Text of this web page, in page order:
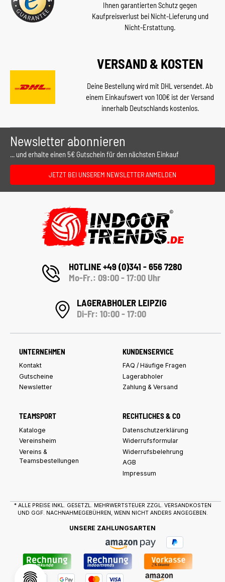
Ihnen garantierten Schutz gegen
Kaufpreisverlust bei Nicht-Lieferung und
Nicht-Erstattung.
VERSAND & KOSTEN
Deine Bestellung wird mit DHL versendet. Ab
einem Einkaufswert von 100€ ist der Versand
innerhalb Deutschlands kostenlos.
Newsletter abonnieren
... und erhalte einen 5€ Gutschein für den nächsten Einkauf
JETZT BEI UNSEREM NEWSLETTER ANMELDEN
HOTLINE +49 (0)341 - 656 7280
Mo-Fr.: 09:00 - 17:00 Uhr
LAGERABHOLER LEIPZIG
Di-Fr: 10:00 - 17:00
UNTERNEHMEN
Kontakt
Gutscheine
Newsletter
KUNDENSERVICE
FAQ / Häufige Fragen
Lagerabholer
Zahlung & Versand
TEAMSPORT
Kataloge
Vereinsheim
Vereins &
Teamsbestellungen
RECHTLICHES & CO
Datenschutzerklärung
Widerrufsformular
Widerrufsbelehrung
AGB
Impressum
* ALLE PREISE INKL. GESETZL. MEHRWERTSTEUER ZZGL. VERSANDKOSTEN
UND GGF. NACHNAHMEGEBÜHREN, WENN NICHT ANDERS ANGEGEBEN.
UNSERE ZAHLUNGSARTEN